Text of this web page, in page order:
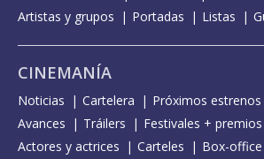
Artistas y grupos
Portadas Listas
CINEMANÍA
Noticias Cartelera Próximos estrenos
Avances
Tráilers
Festivales + premios
Actores y actrices
Carteles Box-office